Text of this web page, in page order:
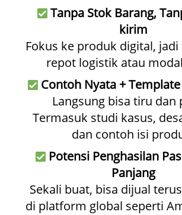
Tanpa Stok Barang,
kirim
Fokus ke produk digital,
repot logistik atau
Contoh Nyata +
Langsung bisa tiru dan
Termasuk studi kasus,
dan contoh isi
Potensi Penghasilan
Panjang
Sekali buat, bisa dijual
di platform global seperti